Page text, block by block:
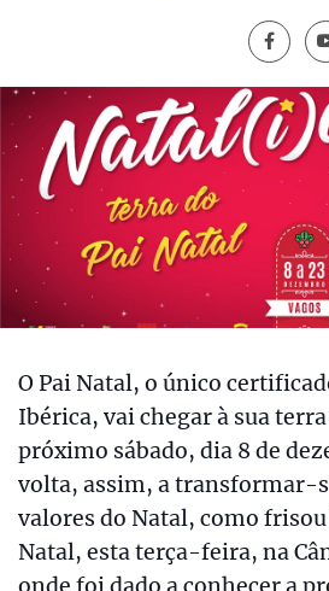
O Pai Natal, o único
Ibérica, vai chegar à sua
próximo sábado, dia 8 de
volta, assim, a transformar-
valores do Natal, como frisou
Natal, esta terça-feira, na